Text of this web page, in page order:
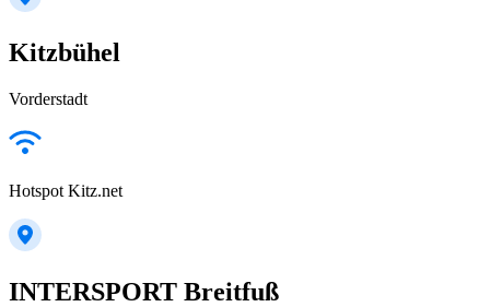
Kitzbühel
Vorderstadt
Hotspot Kitz.net
INTERSPORT Breitfuß